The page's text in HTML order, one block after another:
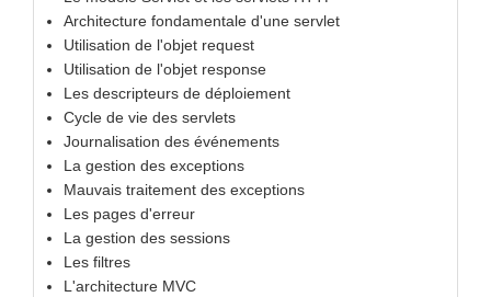
Architecture fondamentale d'une servlet
Utilisation de l'objet request
Utilisation de l'objet response
Les descripteurs de déploiement
Cycle de vie des servlets
Journalisation des événements
La gestion des exceptions
Mauvais traitement des exceptions
Les pages d'erreur
La gestion des sessions
Les filtres
L'architecture MVC